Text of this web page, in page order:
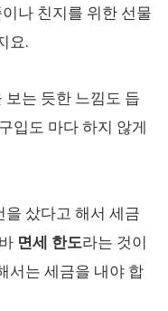
나 친지를 위한 선물
요.
는 듯한 느낌도 듭
입도 마다 하지 않게
샀다고 해서 세금
면세 한도라는 것이
서는 세금을 내야 합